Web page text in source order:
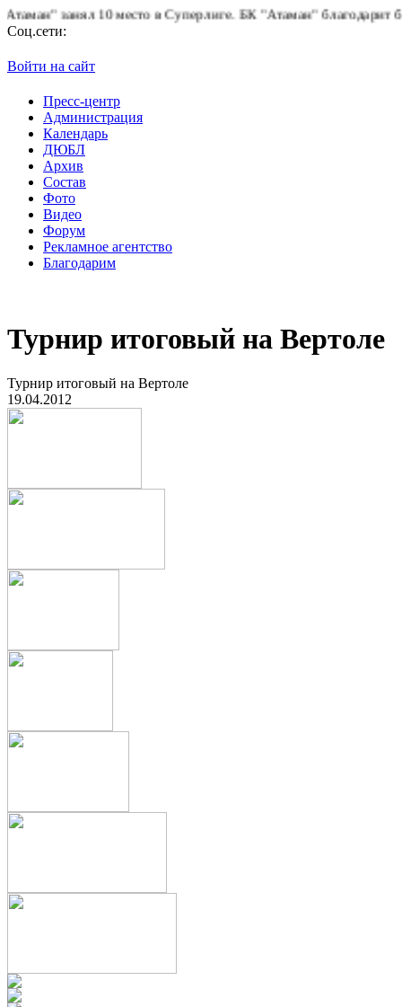
10 место в Суперлиге.БК "Атаман" благодарит
Соц.сети:
Войти на сайт
Пресс-центр
Администрация
Календарь
ДЮБЛ
Архив
Состав
Фото
Видео
Форум
Рекламное агентство
Благодарим
Турнир итоговый на Вертоле
Турнир итоговый на Вертоле
19.04.2012